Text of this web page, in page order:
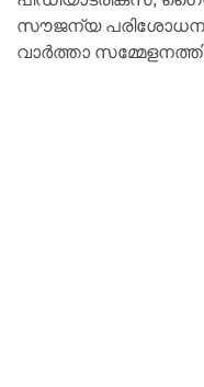
സൗജന്യ
വാർത്താ